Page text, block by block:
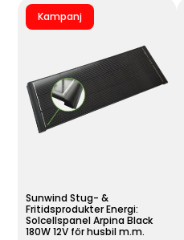
Kampanj
Sunwind Stug- &
Fritidsprodukter Energi:
Solcellspanel Arpina Black
180W 12V för husbil m.m.